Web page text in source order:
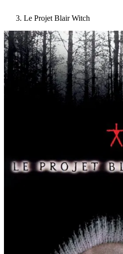
Le Projet Blair Witch